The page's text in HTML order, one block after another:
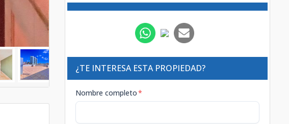
¿TE INTERESA ESTA PROPIEDAD?
Nombre completo*